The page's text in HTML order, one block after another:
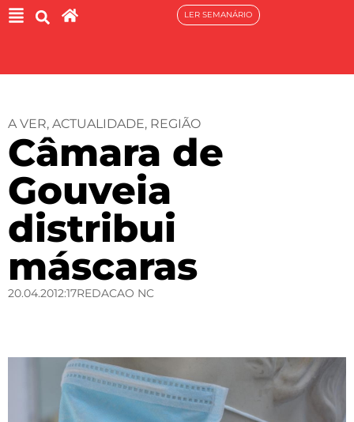
LER SEMANÁRIO
A VER, ACTUALIDADE, REGIÃO
Câmara de
Gouveia
distribui
máscaras
20.04.2012:17REDACAO NC